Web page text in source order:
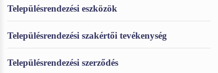
Településrendezési eszközök
Településrendezési szakértői tevékenység
Településrendezési szerződés